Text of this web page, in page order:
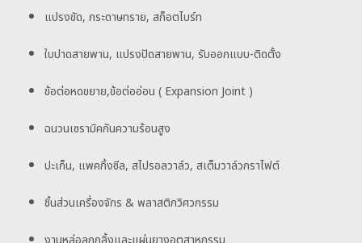
แปรงขัด, กระดาษทราย, สก็อตไบร์ท
ใบปาดสายพาน, แปรงปัดสายพาน, รับออกแบบ-ติดตั้ง
ข้อต่อหดขยาย,ข้อต่ออ่อน ( Expansion Joint )
ฉนวนเซรามิคกันความร้อนสูง
ปะเก็น, แพคกิ้งซีล, สไปรอลวาล์ว, สเต็มวาล์วกราไฟต์
ชิ้นส่วนเครื่องจักร & พลาสติกวิศวกรรม